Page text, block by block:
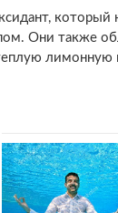
Они также
лимонную